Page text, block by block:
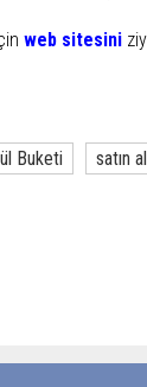
web sitesini
Buketi satın